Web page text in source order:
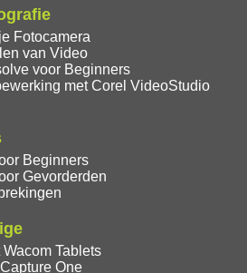
Fotocamera
van Video
voor Beginners
met Corel VideoStudio
Beginners
Gevorderden
Tablets
One